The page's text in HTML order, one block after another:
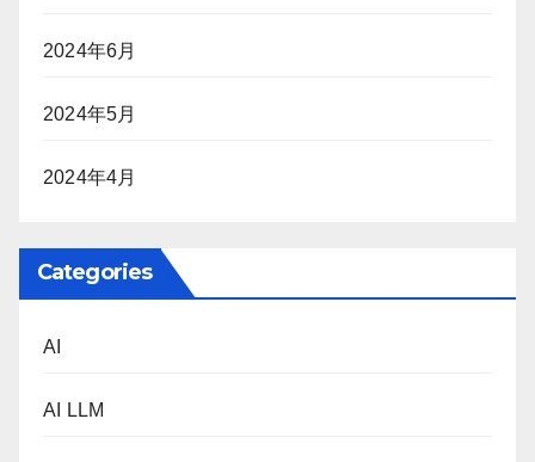
2024年6月
2024年5月
2024年4月
Categories
AI
AI LLM